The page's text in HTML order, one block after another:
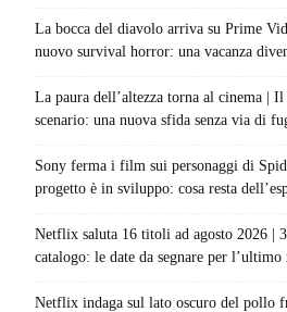
La bocca del diavolo arriva su Prime
nuovo survival horror: una vacanza
La paura dell’altezza torna al cinema |
scenario: una nuova sfida senza via di
Sony ferma i film sui personaggi di
progetto è in sviluppo: cosa resta
Netflix saluta 16 titoli ad agosto 2026 |
catalogo: le date da segnare per l’ultimo
Netflix indaga sul lato oscuro del pollo